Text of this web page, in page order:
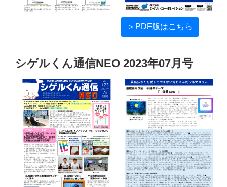
＞PDF版はこちら
シゲルくん通信NEO 2023年07月号